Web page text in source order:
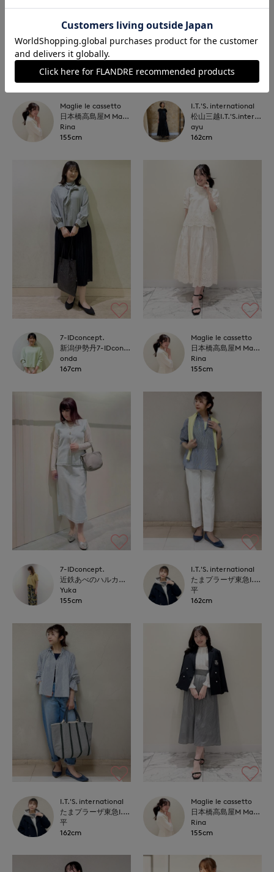
Maglie le cassetto
日本橋高島屋M Maglie le cassetto
Rina
155cm
I.T.'S. international
松山三越I.T.'S.international
ayu
162cm
7-IDconcept.
新潟伊勢丹7-IDconcept.
onda
167cm
Maglie le cassetto
日本橋高島屋M Maglie le cassetto
Rina
155cm
7-IDconcept.
近鉄あべのハルカス7-IDconcept.
Yuka
155cm
I.T.'S. international
たまプラーザ東急I.T.'S.international
平
162cm
I.T.'S. international
たまプラーザ東急I.T.'S.international
平
162cm
Maglie le cassetto
日本橋高島屋M Maglie le cassetto
Rina
155cm